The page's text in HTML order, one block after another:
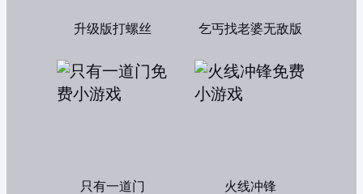
升级版打螺丝 乞丐找老婆无敌版
只有一道门 火线冲锋